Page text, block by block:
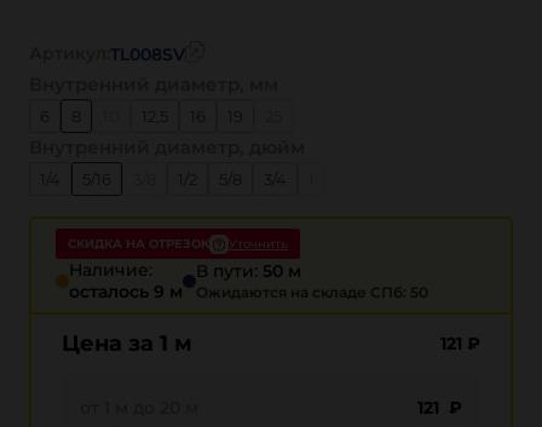
СКИДКА НА ОТРЕЗОК Уточнить
Наличие:
осталось 9 м
В пути: 50 м
Ожидаются на складе СПб: 50
Цена за 1 м 121 ₽
121 ₽
TL008SV
6 8 16
5/16 5/8 3/4